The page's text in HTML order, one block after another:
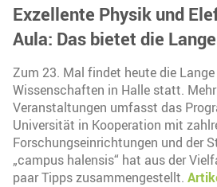
Exzellente Physik und
Aula: Das bietet die
Zum 23. Mal findet heute die
Wissenschaften in Halle statt.
Veranstaltungen umfasst das
Universität in Kooperation mit
Forschungseinrichtungen und der
„campus halensis“ hat aus der
paar Tipps zusammengestellt.